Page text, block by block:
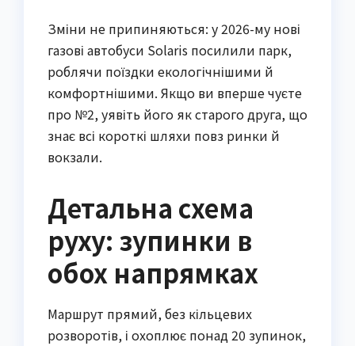
Зміни не припиняються: у 2026-му нові
газові автобуси Solaris посилили парк,
роблячи поїздки екологічнішими й
комфортнішими. Якщо ви вперше чуєте
про №2, уявіть його як старого друга, що
знає всі короткі шляхи повз ринки й
вокзали.
Детальна схема
руху: зупинки в
обох напрямках
Маршрут прямий, без кільцевих
розворотів, і охоплює понад 20 зупинок,